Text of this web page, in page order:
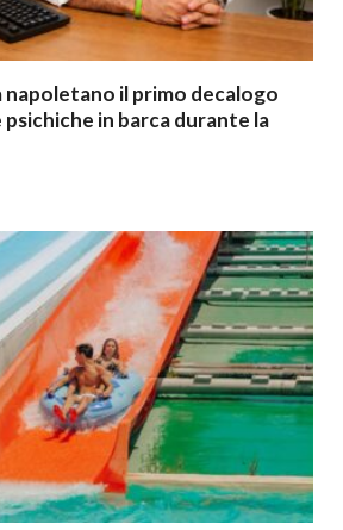
napoletano il primo decalogo
in barca durante la